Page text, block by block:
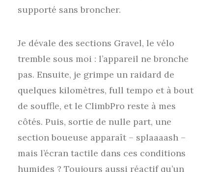
supporté sans broncher.
Je dévale des sections Gravel, le vélo
tremble sous moi : l’appareil ne bronche
pas. Ensuite, je grimpe un raidard de
quelques kilomètres, full tempo et à bout
de souffle, et le ClimbPro reste à mes
côtés. Puis, sortie de nulle part, une
section boueuse apparaît – splaaaash –
mais l’écran tactile dans ces conditions
humides ? Toujours aussi réactif qu’un